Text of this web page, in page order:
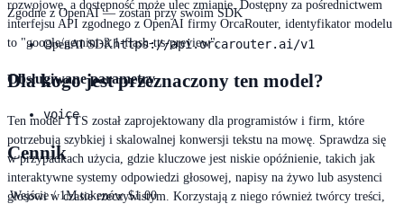
rozwojowe, a dostępność może ulec zmianie. Dostępny za pośrednictwem
interfejsu API zgodnego z OpenAI firmy OrcaRouter, identyfikator modelu
to "google/gemini-3.1-flash-tts-preview".
Dla kogo jest przeznaczony ten model?
Ten model TTS został zaprojektowany dla programistów i firm, które
potrzebują szybkiej i skalowalnej konwersji tekstu na mowę. Sprawdza się
w przypadkach użycia, gdzie kluczowe jest niskie opóźnienie, takich jak
interaktywne systemy odpowiedzi głosowej, napisy na żywo lub asystenci
głosowi w czasie rzeczywistym. Korzystają z niego również twórcy treści,
Zgodne z OpenAI — zostań przy swoim SDK
OpenAI SDKhttps://api.orcarouter.ai/v1
Obsługiwane parametry
voice
Cennik
Wejście / 1M tokenów $1.00